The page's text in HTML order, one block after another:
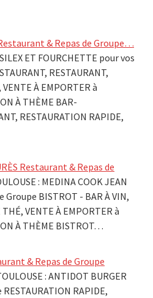
& Repas de Groupe…
ET FOURCHETTE pour vos
RESTAURANT,
À EMPORTER à
À THÈME BAR-
RESTAURATION RAPIDE,
Restaurant & Repas de
: MEDINA COOK JEAN
Groupe BISTROT - BAR À VIN,
VENTE À EMPORTER à
À THÈME BISTROT…
& Repas de Groupe
: ANTIDOT BURGER
RAPIDE,